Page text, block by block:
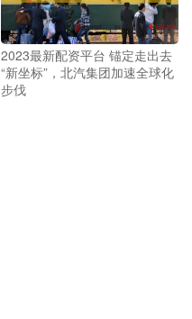
2023最新配资平台 锚定走出去
“新坐标”，北汽集团加速全球化
步伐